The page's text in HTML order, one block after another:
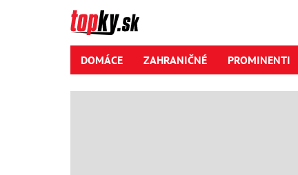
DOMÁCE ZAHRANIČNÉ PROMINENTI